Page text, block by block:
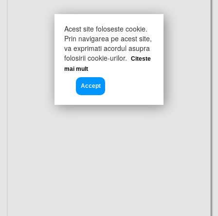
Acest site foloseste cookie.
Prin navigarea pe acest site,
va exprimati acordul asupra
folosirii cookie-urilor.
Citeste
mai mult
Accept